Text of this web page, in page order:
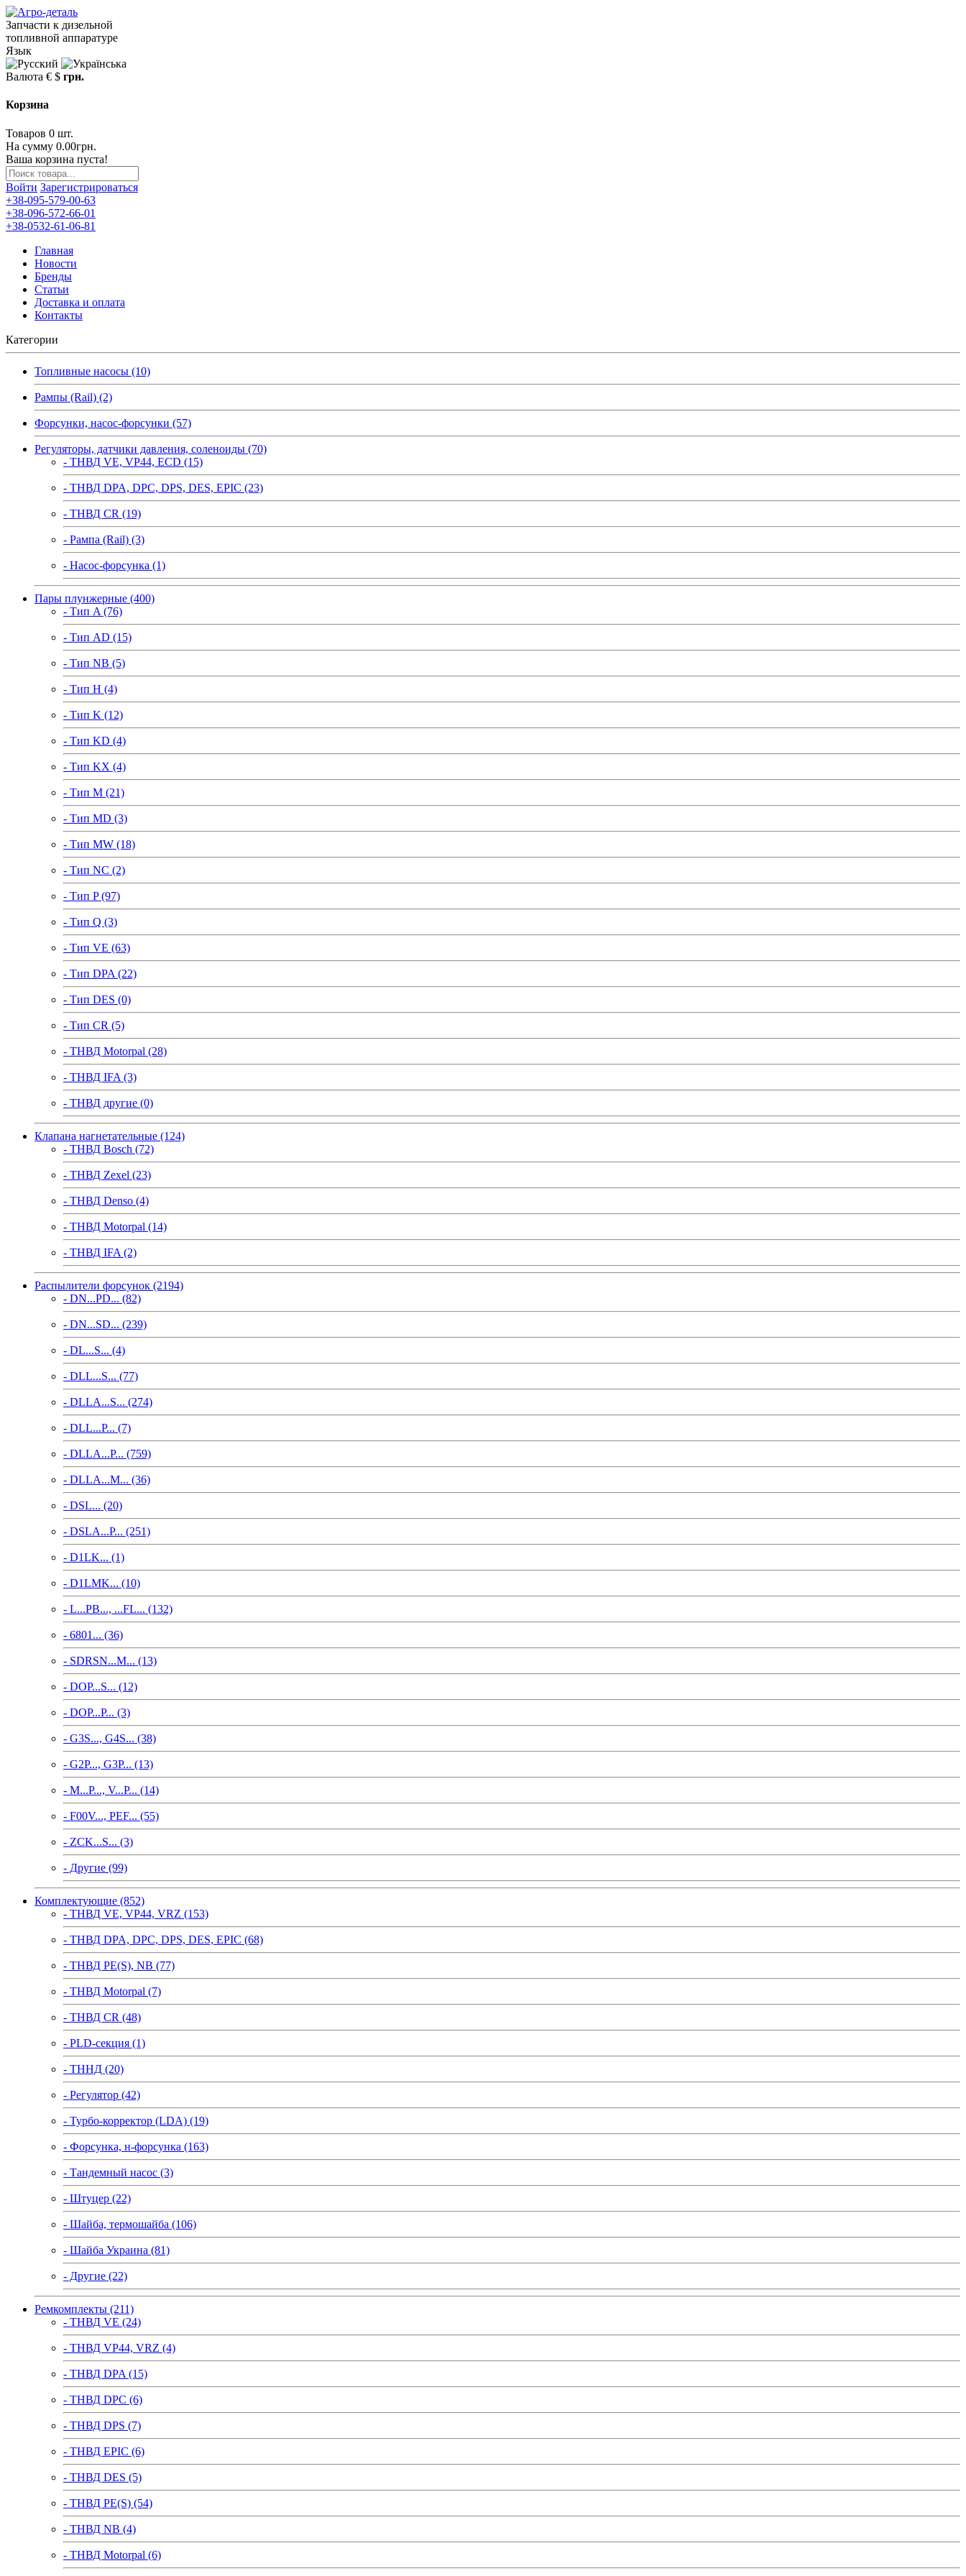
Запчасти к дизельной
топливной аппаратуре
Язык
Валюта € $ грн.
Корзина
Товаров 0 шт.
На сумму 0.00грн.
Ваша корзина пуста!
Войти Зарегистрироваться
+38-095-579-00-63
+38-096-572-66-01
+38-0532-61-06-81
Главная
Новости
Бренды
Статьи
Доставка и оплата
Контакты
Категории
Топливные насосы (10)
Рампы (Rail) (2)
Форсунки, насос-форсунки (57)
Регуляторы, датчики давления, соленоиды (70)
- ТНВД VE, VP44, ECD (15)
- ТНВД DPA, DPC, DPS, DES, EPIC (23)
- ТНВД CR (19)
- Рампа (Rail) (3)
- Насос-форсунка (1)
Пары плунжерные (400)
- Тип A (76)
- Тип AD (15)
- Тип NB (5)
- Тип H (4)
- Тип K (12)
- Тип KD (4)
- Тип KX (4)
- Тип M (21)
- Тип MD (3)
- Тип MW (18)
- Тип NC (2)
- Тип P (97)
- Тип Q (3)
- Тип VE (63)
- Тип DPA (22)
- Тип DES (0)
- Тип CR (5)
- ТНВД Motorpal (28)
- ТНВД IFA (3)
- ТНВД другие (0)
Клапана нагнетательные (124)
- ТНВД Bosch (72)
- ТНВД Zexel (23)
- ТНВД Denso (4)
- ТНВД Motorpal (14)
- ТНВД IFA (2)
Распылители форсунок (2194)
- DN...PD... (82)
- DN...SD... (239)
- DL...S... (4)
- DLL...S... (77)
- DLLA...S... (274)
- DLL...P... (7)
- DLLA...P... (759)
- DLLA...M... (36)
- DSL... (20)
- DSLA...P... (251)
- D1LK... (1)
- D1LMK... (10)
- L...PB..., ...FL... (132)
- 6801... (36)
- SDRSN...M... (13)
- DOP...S... (12)
- DOP...P... (3)
- G3S..., G4S... (38)
- G2P..., G3P... (13)
- M...P..., V...P... (14)
- F00V..., PEF... (55)
- ZCK...S... (3)
- Другие (99)
Комплектующие (852)
- ТНВД VE, VP44, VRZ (153)
- ТНВД DPA, DPC, DPS, DES, EPIC (68)
- ТНВД PE(S), NB (77)
- ТНВД Motorpal (7)
- ТНВД CR (48)
- PLD-секция (1)
- ТННД (20)
- Регулятор (42)
- Турбо-корректор (LDA) (19)
- Форсунка, н-форсунка (163)
- Тандемный насос (3)
- Штуцер (22)
- Шайба, термошайба (106)
- Шайба Украина (81)
- Другие (22)
Ремкомплекты (211)
- ТНВД VE (24)
- ТНВД VP44, VRZ (4)
- ТНВД DPA (15)
- ТНВД DPC (6)
- ТНВД DPS (7)
- ТНВД EPIC (6)
- ТНВД DES (5)
- ТНВД PE(S) (54)
- ТНВД NB (4)
- ТНВД Motorpal (6)